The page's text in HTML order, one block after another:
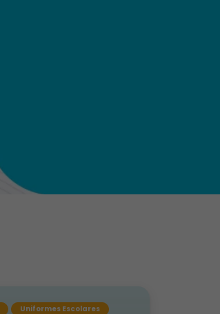
Uniformes Escolares